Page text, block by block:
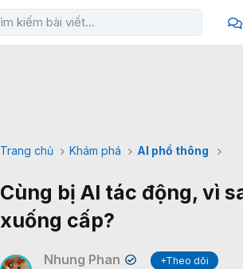
Trang chủ Khám phá AI phổ thông
Cùng bị AI tác động, vì
xuống cấp?
Nhung Phan ✔
+Theo dõi